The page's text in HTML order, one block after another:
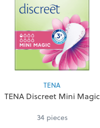
TENA
TENA Discreet Mini Magic
34 pieces